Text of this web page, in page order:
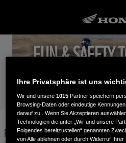
FUN & SAFETY
Raus aus dem Alltag. Jetzt. Die Lust,
Ihre Privatsphäre ist uns
Wir und unsere1015 Partner speichern
Browsing-Daten oder eindeutige
darauf zu . Wenn Sie Akzeptieren
Technologien die unter „Wir und unsere
Folgendes bereitzustellen“ genannten
von Alle ablehnen oder durch Widerruf Ihrer